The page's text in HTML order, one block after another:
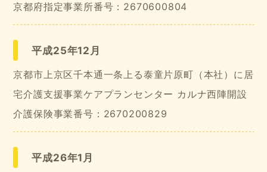
京都府指定事業所番号：2670600804
平成25年12月
京都市上京区千本通一条上る泰童片原町（本社）に居
宅介護支援事業ケアプランセンター カルナ西陣開設
介護保険事業番号：2670200829
平成26年1月